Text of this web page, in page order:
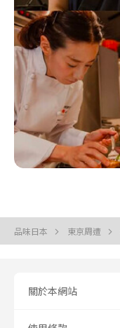
品味日本 東京周遭
關於本網站